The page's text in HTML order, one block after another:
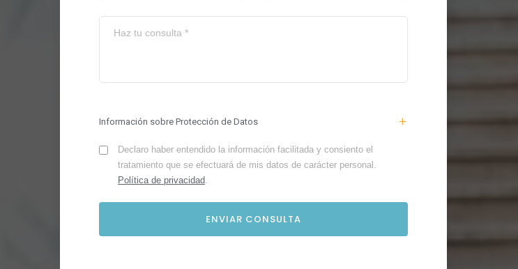
Información sobre Protección de Datos
Declaro haber entendido la información facilitada y consiento el
tratamiento que se efectuará de mis datos de carácter personal.
Política de privacidad.